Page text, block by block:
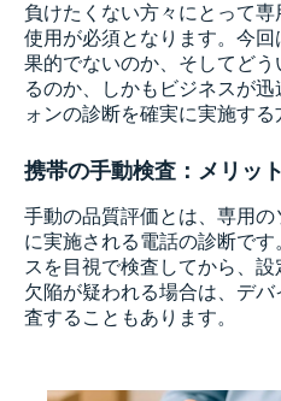
負けたくない方々にとって
使用が必須となります。今
果的でないのか、そしてど
るのか、しかもビジネスが
ォンの診断を確実に実施する
携帯の手動検査：メリッ
手動の品質評価とは、専用
に実施される電話の診断で
スを目視で検査してから、
欠陥が疑われる場合は、デ
査することもあります。